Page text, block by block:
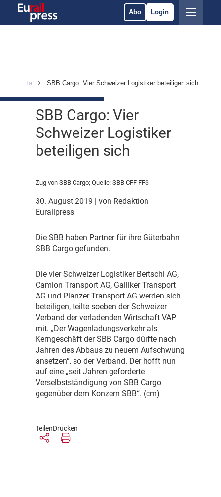
Abo Login
& Märkte SBB Cargo: Vier Schweizer Logistiker beteiligen sich
SBB Cargo: Vier
Schweizer Logistiker
beteiligen sich
Zug von SBB Cargo; Quelle: SBB CFF FFS
30. August 2019
| von Redaktion
Eurailpress
Die SBB haben Partner für ihre Güterbahn
SBB Cargo gefunden.
Die vier Schweizer Logistiker Bertschi AG,
Camion Transport AG, Galliker Transport
AG und Planzer Transport AG werden sich
beteiligen, teilte soeben der Schweizer
Verband der verladenden Wirtschaft VAP
mit. „Der Wagenladungsverkehr als
Kerngeschäft der SBB Cargo dürfte nach
Jahren des Abbaus zu neuem Aufschwung
ansetzen“, so der Verband. Der hofft nun
auf eine „seit Jahren geforderte
Verselbstständigung von SBB Cargo
gegenüber dem Konzern SBB“. (cm)
TeilenDrucken